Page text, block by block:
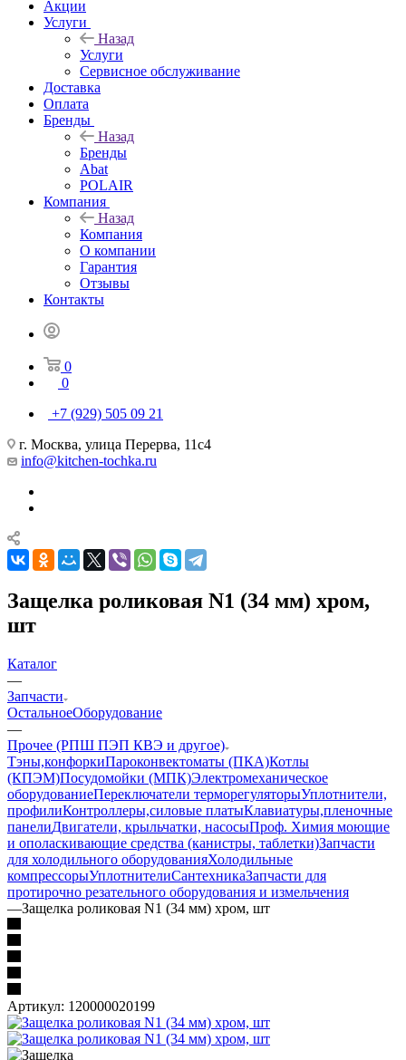
Акции
Услуги
Назад
Услуги
Сервисное обслуживание
Доставка
Оплата
Бренды
Назад
Бренды
Abat
POLAIR
Компания
Назад
Компания
О компании
Гарантия
Отзывы
Контакты
0
0
+7 (929) 505 09 21
г. Москва, улица Перерва, 11с4
info@kitchen-tochka.ru
Защелка роликовая N1 (34 мм) хром,
шт
Каталог
—
Запчасти
ОстальноеОборудование
—
Прочее (РПШ ПЭП КВЭ и другое)
Тэны,конфоркиПароконвектоматы (ПКА)Котлы
(КПЭМ)Посудомойки (МПК)Электромеханическое
оборудованиеПереключатели терморегуляторыУплотнители,
профилиКонтроллеры,силовые платыКлавиатуры,пленочные
панелиДвигатели, крыльчатки, насосыПроф. Химия моющие
и ополаскивающие средства (канистры, таблетки)Запчасти
для холодильного оборудованияХолодильные
компрессорыУплотнителиСантехникаЗапчасти для
протирочно резательного оборудования и измельчения
—Защелка роликовая N1 (34 мм) хром, шт
Артикул: 120000020199